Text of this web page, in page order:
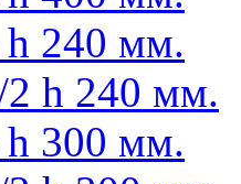
240 мм.
h 240 мм.
300 мм.